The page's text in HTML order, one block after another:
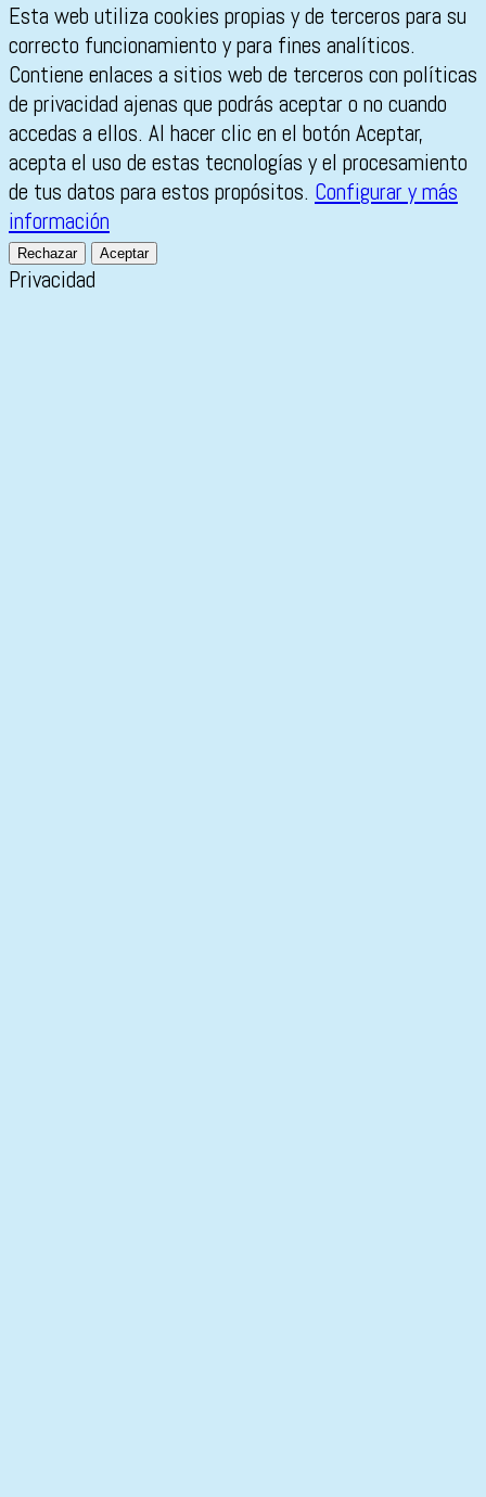
Esta web utiliza cookies propias y de terceros para su
correcto funcionamiento y para fines analíticos.
Contiene enlaces a sitios web de terceros con políticas
de privacidad ajenas que podrás aceptar o no cuando
accedas a ellos. Al hacer clic en el botón Aceptar,
acepta el uso de estas tecnologías y el procesamiento
de tus datos para estos propósitos. Configurar y más
información
Rechazar Aceptar
Privacidad